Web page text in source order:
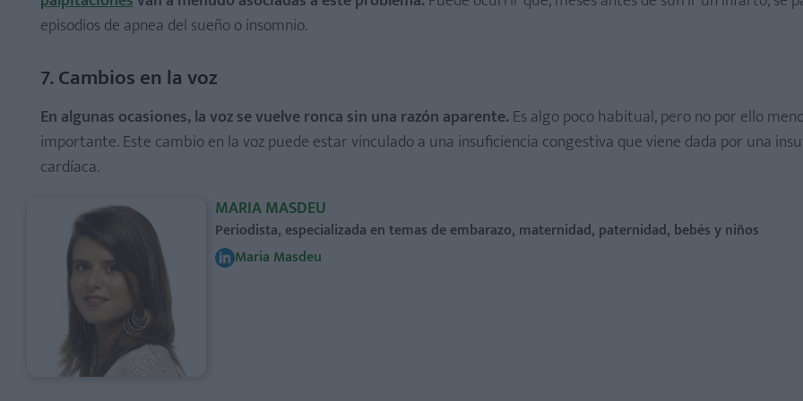
episodios de apnea del sueño o insomnio.
7. Cambios en la voz
En algunas ocasiones, la voz se vuelve ronca sin una razón aparente. Es algo poco habitual, pero no por ello
importante. Este cambio en la voz puede estar vinculado a una insuficiencia congestiva que viene dada por una
cardíaca.
MARIA MASDEU
Periodista, especializada en temas de embarazo, maternidad, paternidad, bebés y niños
Maria Masdeu